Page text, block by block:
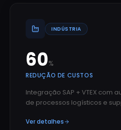
INDÚSTRIA
60%
REDUÇÃO DE CUSTOS
Integração SAP + VTEX com
de processos logísticos e
Ver detalhes